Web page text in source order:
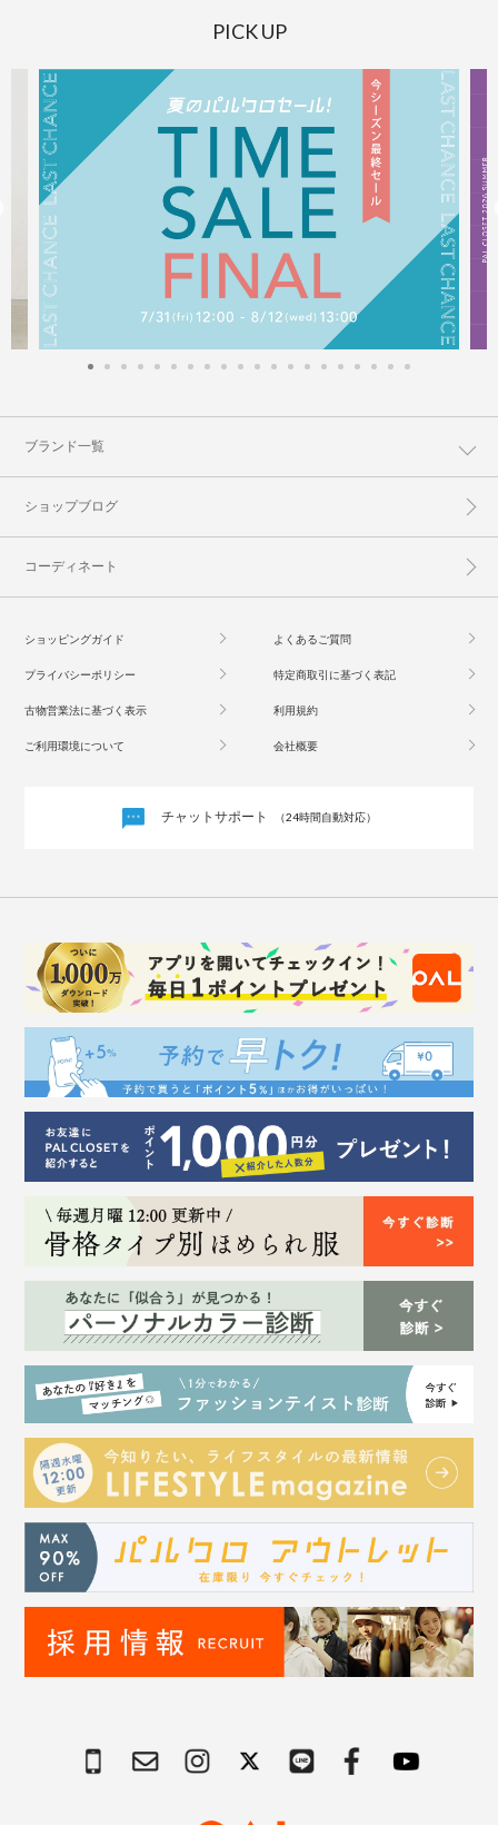
PICK UP
ブランド一覧
ショップブログ
コーディネート
ショッピングガイド よくあるご質問
プライバシーポリシー 特定商取引に基づく表記
古物営業法に基づく表示 利用規約
ご利用環境について 会社概要
チャットサポート （24時間自動対応）